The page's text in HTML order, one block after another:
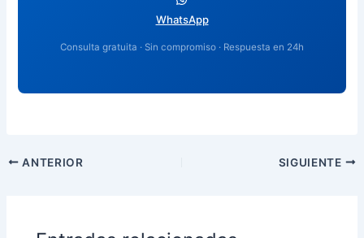
WhatsApp
Consulta gratuita · Sin compromiso · Respuesta en 24h
ANTERIOR SIGUIENTE